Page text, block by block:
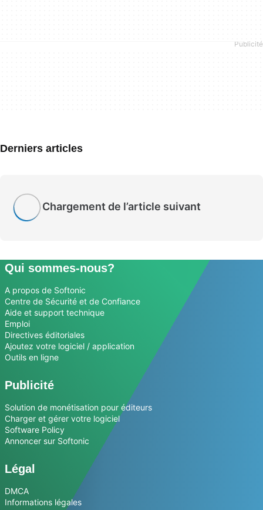
Derniers articles
Chargement de l’article suivant
Qui sommes-nous?
A propos de Softonic
Centre de Sécurité et de Confiance
Aide et support technique
Emploi
Directives éditoriales
Ajoutez votre logiciel / application
Outils en ligne
Publicité
Solution de monétisation pour éditeurs
Charger et gérer votre logiciel
Software Policy
Annoncer sur Softonic
Légal
DMCA
Informations légales